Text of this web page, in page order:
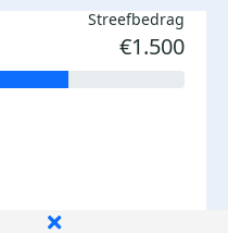
Streefbedrag
€1.500